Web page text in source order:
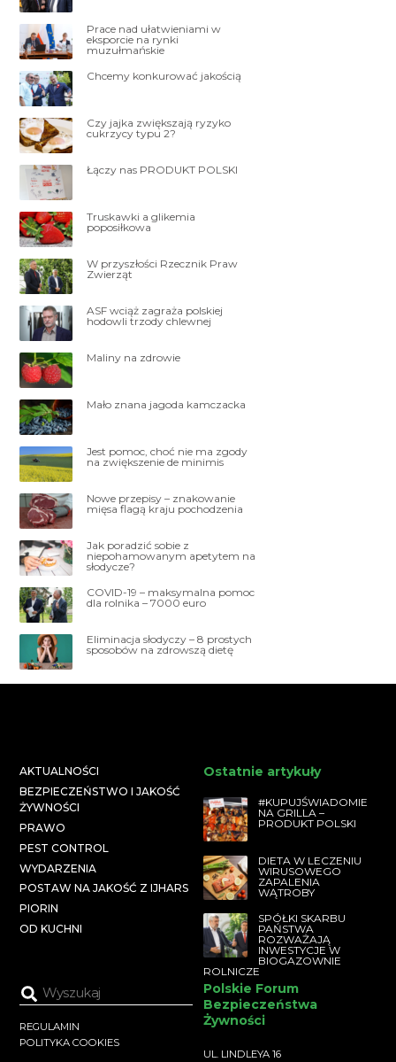
Prace nad ułatwieniami w
eksporcie na rynki
muzułmańskie
Chcemy konkurować jakością
Czy jajka zwiększają ryzyko
cukrzycy typu 2?
Łączy nas PRODUKT POLSKI
Truskawki a glikemia
poposiłkowa
W przyszłości Rzecznik Praw
Zwierząt
ASF wciąż zagraża polskiej
hodowli trzody chlewnej
Maliny na zdrowie
Mało znana jagoda kamczacka
Jest pomoc, choć nie ma zgody
na zwiększenie de minimis
Nowe przepisy – znakowanie
mięsa flagą kraju pochodzenia
Jak poradzić sobie z
niepohamowanym apetytem na
słodycze?
COVID-19 – maksymalna pomoc
dla rolnika – 7000 euro
Eliminacja słodyczy – 8 prostych
sposobów na zdrowszą dietę
AKTUALNOŚCI
BEZPIECZEŃSTWO I JAKOŚĆ
ŻYWNOŚCI
PRAWO
PEST CONTROL
WYDARZENIA
POSTAW NA JAKOŚĆ Z IJHARS
PIORIN
OD KUCHNI
Ostatnie artykuły
#KUPUJŚWIADOMIE
NA GRILLA –
PRODUKT POLSKI
DIETA W LECZENIU
WIRUSOWEGO
ZAPALENIA
WĄTROBY
SPÓŁKI SKARBU
PAŃSTWA
ROZWAŻAJĄ
INWESTYCJE W
BIOGAZOWNIE
ROLNICZE
REGULAMIN
POLITYKA COOKIES
Polskie Forum
Bezpieczeństwa
Żywności
UL. LINDLEYA 16